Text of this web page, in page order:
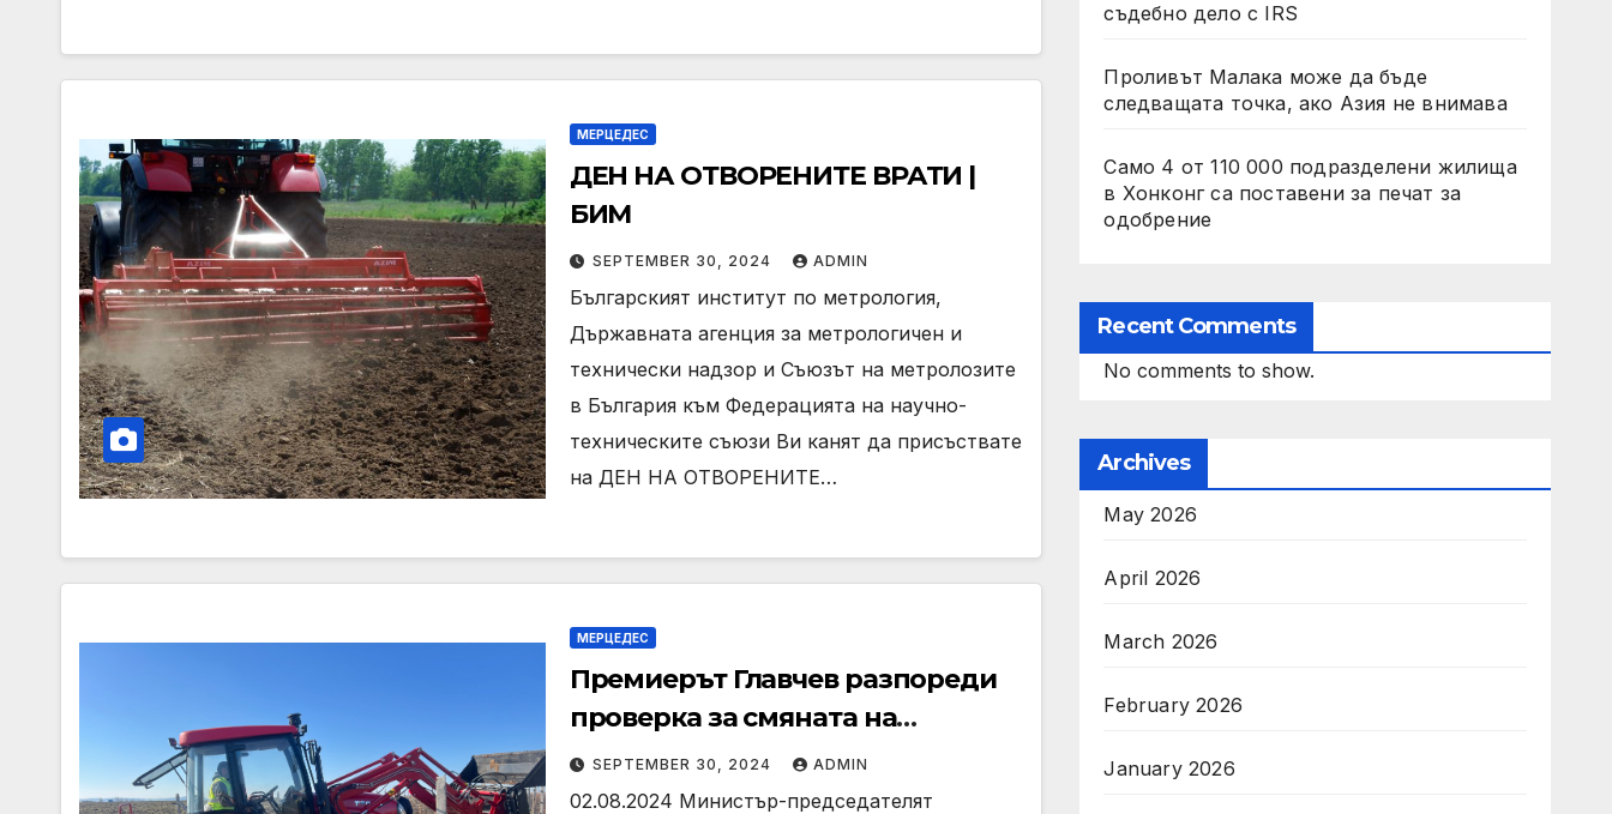
МЕРЦЕДЕС
ДЕН НА ОТВОРЕНИТЕ ВРАТИ |
БИМ
SEPTEMBER 30, 2024 ADMIN
Българският институт по метрология,
Държавната агенция за метрологичен и
технически надзор и Съюзът на метролозите
в България към Федерацията на научно-
техническите съюзи Ви канят да присъствате
на ДЕН НА ОТВОРЕНИТЕ…
МЕРЦЕДЕС
Премиерът Главчев разпореди
проверка за смяната на
директора на Центъра за
развитие на човешките ресурси
SEPTEMBER 30, 2024 ADMIN
02.08.2024 Министър-председателят
съдебно дело с IRS
Проливът Малака може да бъде
следващата точка, ако Азия не внимава
Само 4 от 110 000 подразделени жилища
в Хонконг са поставени за печат за
одобрение
Recent Comments
No comments to show.
Archives
May 2026
April 2026
March 2026
February 2026
January 2026